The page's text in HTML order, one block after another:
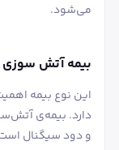
می‌شود.
بیمه آتش ‌سوزی
این نوع بیمه
دارد. بیمه‌ی
و دود سیگنال